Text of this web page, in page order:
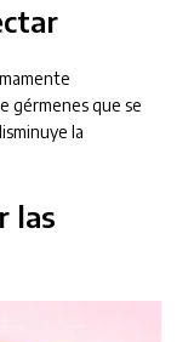
gérmenes que se
la
las